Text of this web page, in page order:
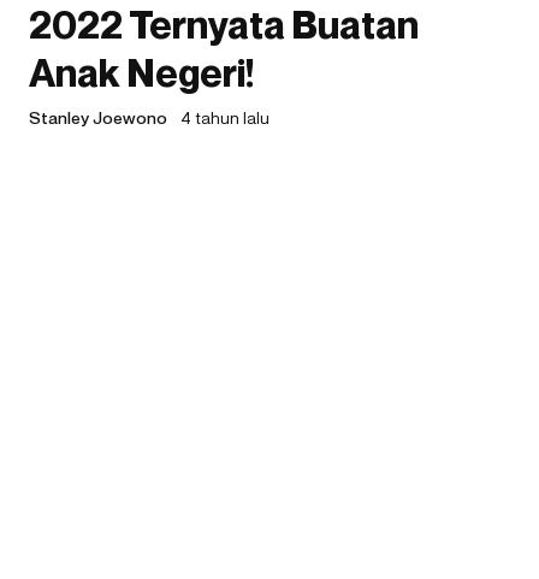
2022 Ternyata Buatan
Anak Negeri!
Stanley Joewono 4 tahun lalu